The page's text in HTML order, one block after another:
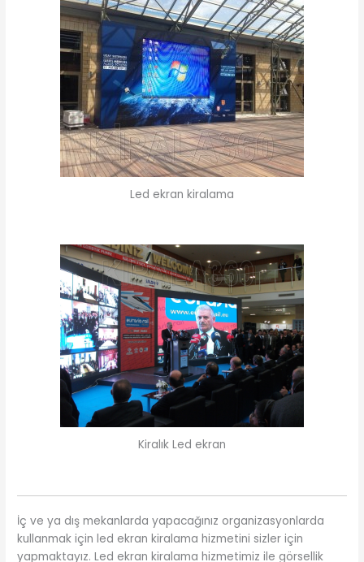
Led ekran kiralama
Kiralık Led ekran
İç ve ya dış mekanlarda yapacağınız organizasyonlarda
kullanmak için led ekran kiralama hizmetini sizler için
yapmaktayız. Led ekran kiralama hizmetimiz ile görsellik